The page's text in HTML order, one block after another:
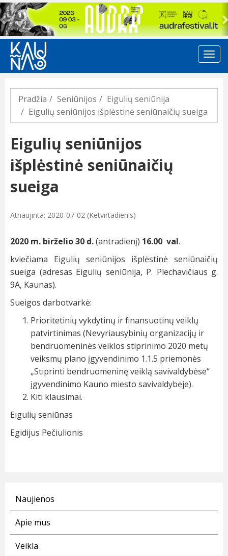
Previous
Pradžia Seniūnijos
Eigulių seniūnija
Eigulių seniūnijos išplėstinė seniūnaičių sueiga
Eigulių seniūnijos
išplėstinė seniūnaičių
sueiga
Atnaujinta: 2020-07-02 (Ketvirtadienis)
2020 m. birželio 30 d.(antradienį) 16.00 val.
kviečiama Eigulių seniūnijos išplėstinė seniūnaičių
sueiga (adresas Eigulių seniūnija, P. Plechavičiaus g.
9A, Kaunas).
Sueigos darbotvarkė:
Prioritetinių vykdytinų ir finansuotinų veiklų
patvirtinimas (Nevyriausybinių organizacijų ir
bendruomeninės veiklos stiprinimo 2020 metų
veiksmų plano įgyvendinimo 1.1.5 priemonės
„Stiprinti bendruomeninę veiklą savivaldybėse“
įgyvendinimo Kauno miesto savivaldybėje).
Kiti klausimai.
Eigulių seniūnas
Egidijus Pečiulionis
Naujienos
Apie mus
Veikla